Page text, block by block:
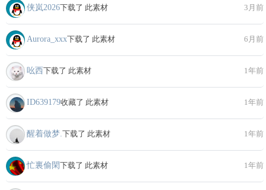
侠岚2026下载了 此素材 3月前
Aurora_xxx下载了 此素材 6月前
吆西下载了 此素材 1年前
ID639179收藏了 此素材 1年前
醒着做梦.下载了 此素材 1年前
忙裏偷閑下载了 此素材 1年前